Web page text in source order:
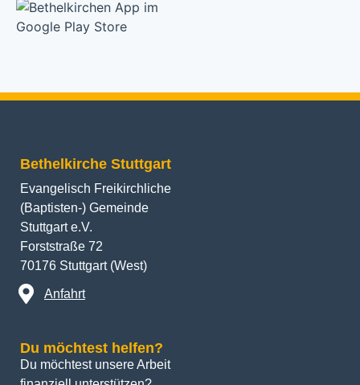
Bethelkirche Stuttgart
Evangelisch Freikirchliche
(Baptisten-) Gemeinde
Stuttgart e.V.
Forststraße 72
70176 Stuttgart (West)
Anfahrt
Du möchtest helfen?
Du möchtest unsere Arbeit